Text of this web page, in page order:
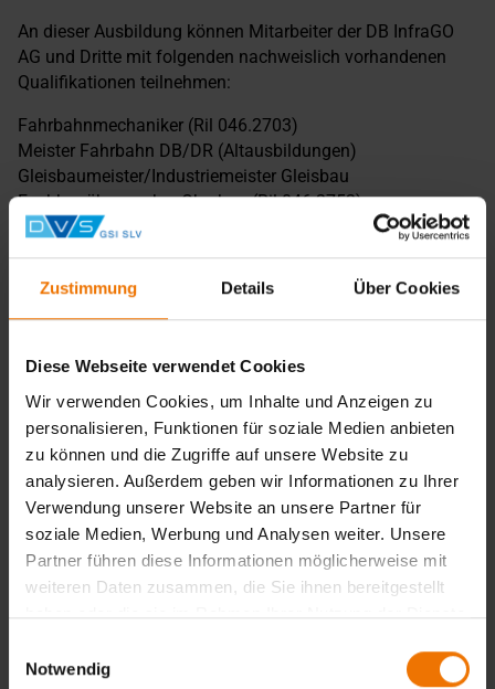
Zustimmung Details Über Cookies
Diese Webseite verwendet Cookies
Wir verwenden Cookies, um Inhalte und Anzeigen zu
personalisieren, Funktionen für soziale Medien anbieten
zu können und die Zugriffe auf unsere Website zu
analysieren. Außerdem geben wir Informationen zu Ihrer
Verwendung unserer Website an unsere Partner für
soziale Medien, Werbung und Analysen weiter. Unsere
Partner führen diese Informationen möglicherweise mit
weiteren Daten zusammen, die Sie ihnen bereitgestellt
haben oder die sie im Rahmen Ihrer Nutzung der Dienste
Notwendig
An dieser Ausbildung können Mitarbeiter der DB InfraGO
AG und Dritte mit folgenden nachweislich vorhandenen
Qualifikationen teilnehmen:
Fahrbahnmechaniker (Ril 046.2703)
Meister Fahrbahn DB/DR (Altausbildungen)
Gleisbaumeister/Industriemeister Gleisbau
Fachbauüberwacher Oberbau (Ril 046.2752)
Bauüberwacher Bahn Oberbau/ Konstruktiver Ingenieurbau
(Ril 046.2753)
Techniker/Dipl.-Ing./Bachelor/Master Bereich
Bauwesen/Verkehrswesen und nachweislich einer
Werkpolier Gleisbau (Werkpolier im Tiefbau der
Bauindustrie mit Spezialisierung Gleisbau) mit
nachweislich einer Erfahrungszeit als Werkpolier im
Oberbau von mindestens einem Jahr. Vergleichbare und
höherwertige Qualifikationen können durch den Fachautor
in Abstimmung mit der Fachstelle Schienentechnik
anerkannt werden.
Vor Beginn der Funktionsausbildung ist eine Teilnahme an